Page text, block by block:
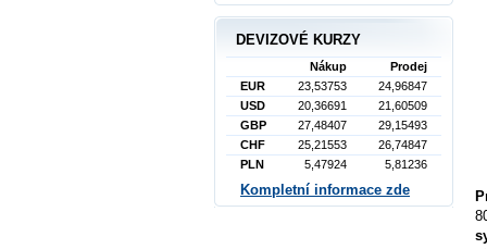
DEVIZOVÉ KURZY
Nákup
Prodej
EUR
23,53753
24,96847
USD
20,36691
21,60509
GBP
27,48407
29,15493
CHF
25,21553
26,74847
PLN
5,47924 5,81236
Kompletní informace zde